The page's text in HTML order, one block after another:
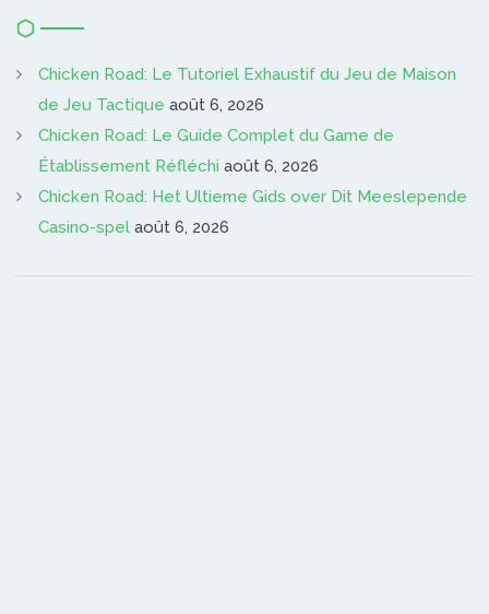
Chicken Road: Le Tutoriel Exhaustif du Jeu de Maison
de Jeu Tactique août 6, 2026
Chicken Road: Le Guide Complet du Game de
Établissement Réfléchi août 6, 2026
Chicken Road: Het Ultieme Gids over Dit Meeslepende
Casino-spel août 6, 2026